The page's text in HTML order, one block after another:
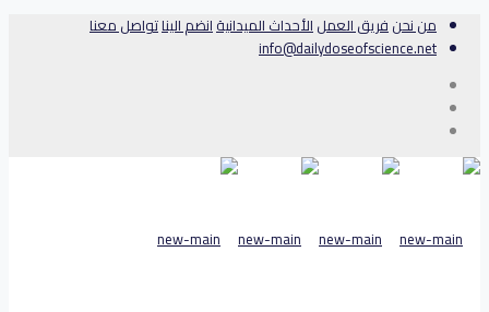
من نحنفريق العملالأحداث الميدانيةانضم اليناتواصل معنا
info@dailydoseofscience.net